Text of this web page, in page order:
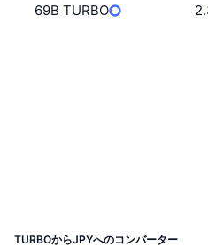
69B TURBO
TURBOからJPYへのコンバーター